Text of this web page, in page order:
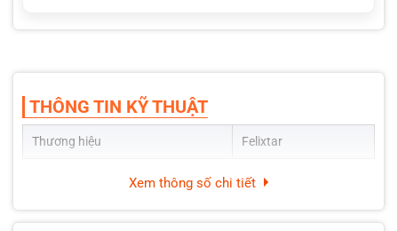
THÔNG TIN KỸ THUẬT
Thương hiệu Felixtar
Xem thông số chi tiết